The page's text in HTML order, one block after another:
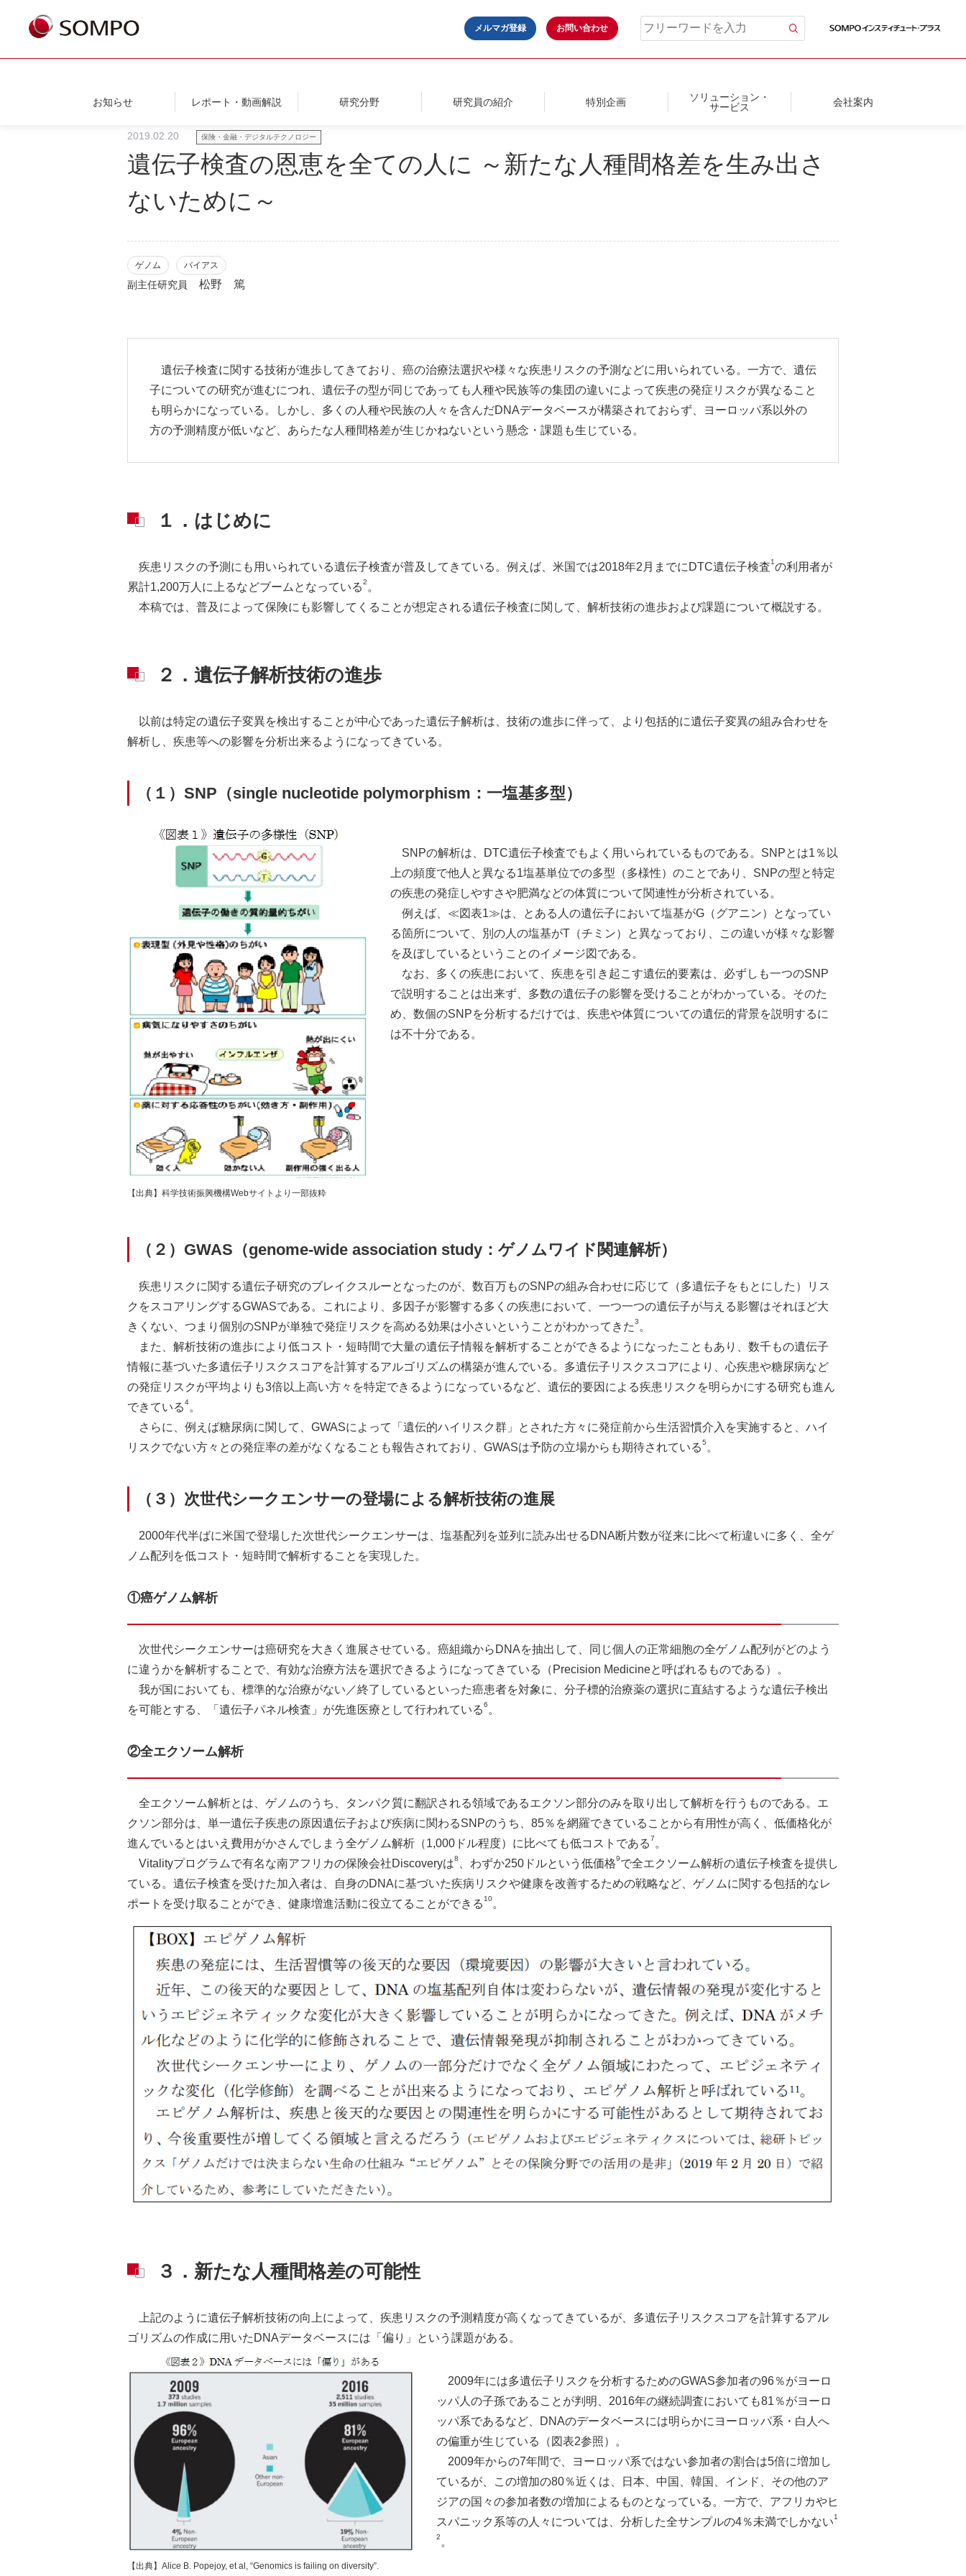
メルマガ登録 お問い合わせ
お知らせ レポート・動画解説 研究分野 研究員の紹介 特別企画
ソリューション・
サービス
会社案内
2019.02.20 保険・金融・デジタルテクノロジー
遺伝子検査の恩恵を全ての人に ～新たな人種間格差を生み出さ
ないために～
ゲノム バイアス
副主任研究員 松野 篤
遺伝子検査に関する技術が進歩してきており、癌の治療法選択や様々な疾患リスクの予測などに用いられている。一方で、遺伝
子についての研究が進むにつれ、遺伝子の型が同じであっても人種や民族等の集団の違いによって疾患の発症リスクが異なること
も明らかになっている。しかし、多くの人種や民族の人々を含んだDNAデータベースが構築されておらず、ヨーロッパ系以外の
方の予測精度が低いなど、あらたな人種間格差が生じかねないという懸念・課題も生じている。
１．はじめに
疾患リスクの予測にも用いられている遺伝子検査が普及してきている。例えば、米国では2018年2月までにDTC遺伝子検査1の利用者が
累計1,200万人に上るなどブームとなっている2 。
本稿では、普及によって保険にも影響してくることが想定される遺伝子検査に関して、解析技術の進歩および課題について概説する。
２．遺伝子解析技術の進歩
以前は特定の遺伝子変異を検出することが中心であった遺伝子解析は、技術の進歩に伴って、より包括的に遺伝子変異の組み合わせを
解析し、疾患等への影響を分析出来るようになってきている。
（１）SNP（single nucleotide polymorphism：一塩基多型）
【出典】科学技術振興機構Webサイトより一部抜粋
SNPの解析は、DTC遺伝子検査でもよく用いられているものである。SNPとは1％以
上の頻度で他人と異なる1塩基単位での多型（多様性）のことであり、SNPの型と特定
の疾患の発症しやすさや肥満などの体質について関連性が分析されている。
例えば、≪図表1≫は、とある人の遺伝子において塩基がG（グアニン）となってい
る箇所について、別の人の塩基がT（チミン）と異なっており、この違いが様々な影響
を及ぼしているということのイメージ図である。
なお、多くの疾患において、疾患を引き起こす遺伝的要素は、必ずしも一つのSNP
で説明することは出来ず、多数の遺伝子の影響を受けることがわかっている。そのた
め、数個のSNPを分析するだけでは、疾患や体質についての遺伝的背景を説明するに
は不十分である。
（２）GWAS（genome-wide association study：ゲノムワイド関連解析）
疾患リスクに関する遺伝子研究のブレイクスルーとなったのが、数百万ものSNPの組み合わせに応じて（多遺伝子をもとにした）リス
クをスコアリングするGWASである。これにより、多因子が影響する多くの疾患において、一つ一つの遺伝子が与える影響はそれほど大
きくない、つまり個別のSNPが単独で発症リスクを高める効果は小さいということがわかってきた3 。
また、解析技術の進歩により低コスト・短時間で大量の遺伝子情報を解析することができるようになったこともあり、数千もの遺伝子
情報に基づいた多遺伝子リスクスコアを計算するアルゴリズムの構築が進んでいる。多遺伝子リスクスコアにより、心疾患や糖尿病など
の発症リスクが平均よりも3倍以上高い方々を特定できるようになっているなど、遺伝的要因による疾患リスクを明らかにする研究も進ん
できている4。
さらに、例えば糖尿病に関して、GWASによって「遺伝的ハイリスク群」とされた方々に発症前から生活習慣介入を実施すると、ハイ
リスクでない方々との発症率の差がなくなることも報告されており、GWASは予防の立場からも期待されている5 。
（３）次世代シークエンサーの登場による解析技術の進展
2000年代半ばに米国で登場した次世代シークエンサーは、塩基配列を並列に読み出せるDNA断片数が従来に比べて桁違いに多く、全ゲ
ノム配列を低コスト・短時間で解析することを実現した。
①癌ゲノム解析
次世代シークエンサーは癌研究を大きく進展させている。癌組織からDNAを抽出して、同じ個人の正常細胞の全ゲノム配列がどのよう
に違うかを解析することで、有効な治療方法を選択できるようになってきている（Precision Medicineと呼ばれるものである）。
我が国においても、標準的な治療がない／終了しているといった癌患者を対象に、分子標的治療薬の選択に直結するような遺伝子検出
を可能とする、「遺伝子パネル検査」が先進医療として行われている6 。
②全エクソーム解析
全エクソーム解析とは、ゲノムのうち、タンパク質に翻訳される領域であるエクソン部分のみを取り出して解析を行うものである。エ
クソン部分は、単一遺伝子疾患の原因遺伝子および疾病に関わるSNPのうち、85％を網羅できていることから有用性が高く、低価格化が
進んでいるとはいえ費用がかさんでしまう全ゲノム解析（1,000ドル程度）に比べても低コストである7 。
Vitalityプログラムで有名な南アフリカの保険会社Discoveryは8 、わずか250ドルという低価格9で全エクソーム解析の遺伝子検査を提供し
ている。遺伝子検査を受けた加入者は、自身のDNAに基づいた疾病リスクや健康を改善するための戦略など、ゲノムに関する包括的なレ
ポートを受け取ることができ、健康増進活動に役立てることができる 10。
３．新たな人種間格差の可能性
上記のように遺伝子解析技術の向上によって、疾患リスクの予測精度が高くなってきているが、多遺伝子リスクスコアを計算するアル
ゴリズムの作成に用いたDNAデータベースには「偏り」という課題がある。
【出典】Alice B. Popejoy, et al, “Genomics is failing on diversity”.
2009年には多遺伝子リスクを分析するためのGWAS参加者の96％がヨーロ
ッパ人の子孫であることが判明、2016年の継続調査においても81％がヨーロ
ッパ系であるなど、DNAのデータベースには明らかにヨーロッパ系・白人へ
の偏重が生じている（図表2参照）。
2009年からの7年間で、ヨーロッパ系ではない参加者の割合は5倍に増加し
ているが、この増加の80％近くは、日本、中国、韓国、インド、その他のア
ジアの国々の参加者数の増加によるものとなっている。一方で、アフリカやヒ
スパニック系等の人々については、分析した全サンプルの4％未満でしかない1
2 。